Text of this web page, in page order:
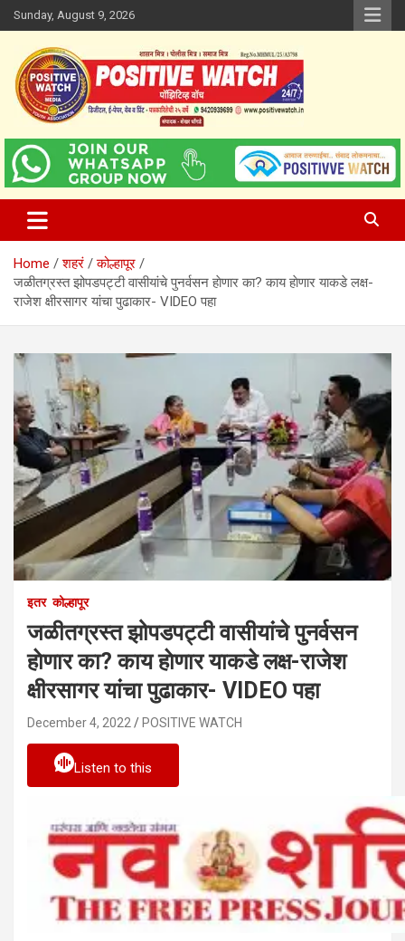
Skip
to
content
Sunday, August 9, 2026
Positive Watch
www.positivewatch.in
Home शहरं
कोल्हापूर
जळीतग्रस्त झोपडपट्टी वासीयांचे पुनर्वसन हाेणार का? काय हाेणार याकडे लक्ष-
राजेश क्षीरसागर यांचा पुढाकार- VIDEO पहा
इतर कोल्हापूर
जळीतग्रस्त झोपडपट्टी वासीयांचे पुनर्वसन
हाेणार का? काय हाेणार याकडे लक्ष-राजेश
क्षीरसागर यांचा पुढाकार- VIDEO पहा
December 4, 2022 POSITIVE WATCH
Listen to this